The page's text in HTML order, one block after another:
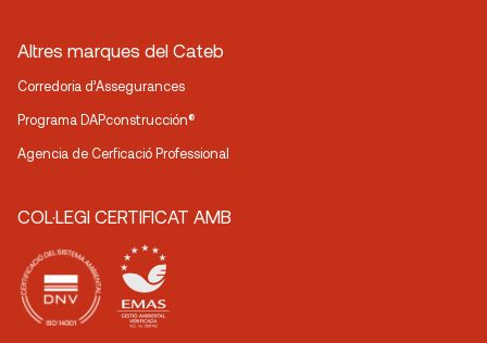
Altres marques del Cateb
Corredoria d’Assegurances
Programa DAPconstrucción®
Agencia de Cerficació Professional
COL·LEGI CERTIFICAT AMB